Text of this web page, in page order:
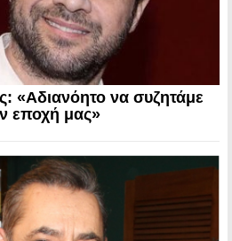
«Αδιανόητο να συζητάμε
εποχή μας»